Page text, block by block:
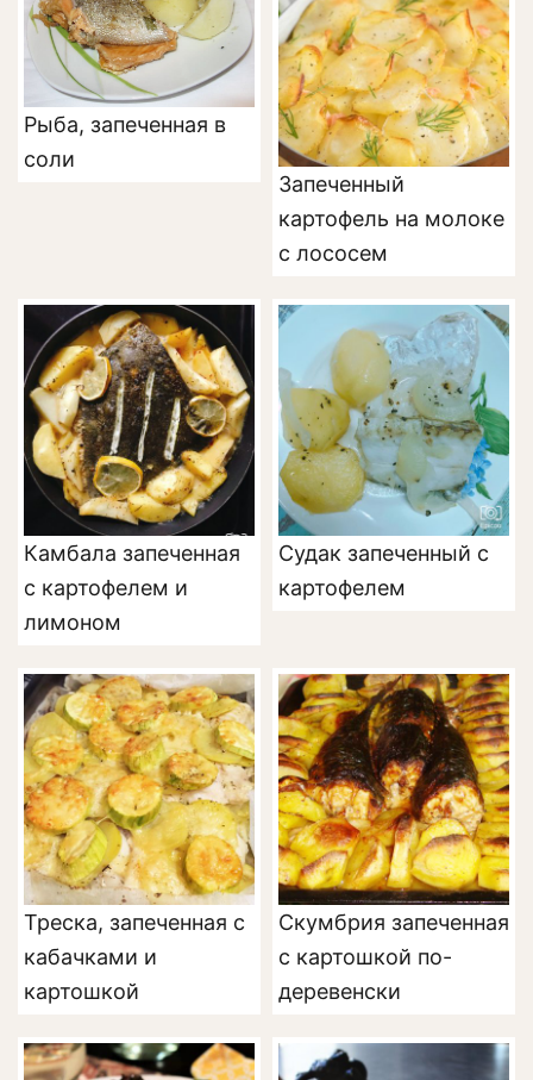
Рыба, запеченная в
соли
Запеченный
картофель на молоке
с лососем
Камбала запеченная
с картофелем и
лимоном
Судак запеченный с
картофелем
Треска, запеченная с
кабачками и
картошкой
Скумбрия запеченная
с картошкой по-
деревенски